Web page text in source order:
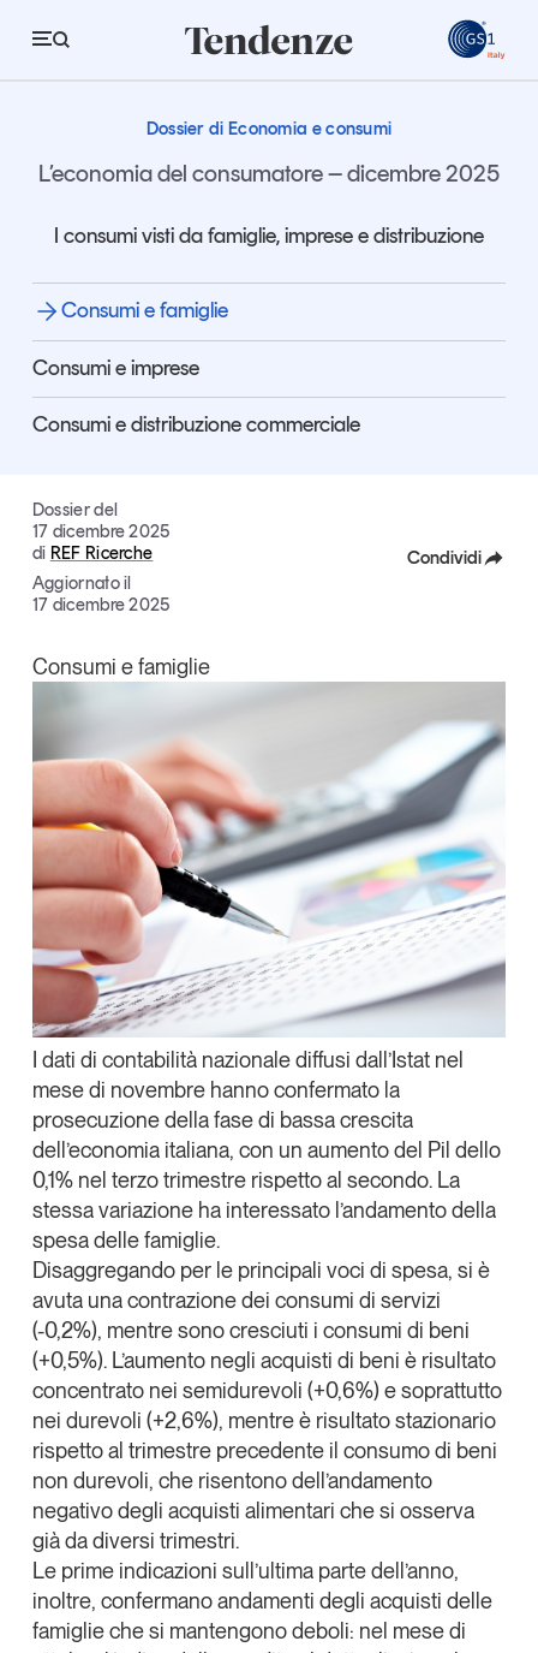
Tendenze
Consumi e famiglie Consumi e famiglie
Economia e consumi
Innovazione
Logistica
Retail e brand
Sostenibilità
Magazine
Articoli
Opinioni
Il Numero
Comunicati stampa
Video
Podcast
Tutti gli studi e le ricerche
Eventi e formazione
Tutti gli appuntamenti
Chi siamo
Newsletter
Contatti
Tendenze Journal
La nostra newsletter nella tua email
Iscriviti
Un anno di
Tendenze2026
Leggi il magazine
Dossier di Economia e consumi
L’economia del consumatore – dicembre 2025
I consumi visti da famiglie, imprese e distribuzione
Consumi e famiglie
Consumi e imprese
Consumi e distribuzione commerciale
Dossier del
17 dicembre 2025
di REF Ricerche
Aggiornato il
17 dicembre 2025
Condividi
Copia Link
Consumi e famiglie
I dati di contabilità nazionale diffusi dall’Istat nel
mese di novembre hanno confermato la
prosecuzione della fase di bassa crescita
dell’economia italiana, con un aumento del Pil dello
0,1% nel terzo trimestrerispetto al secondo. La
stessa variazione ha interessato l’andamento della
spesa delle famiglie.
Disaggregando per le principali voci di spesa, si è
avuta unacontrazione dei consumi di servizi
(-0,2%), mentre sonocresciuti i consumi di beni
(+0,5%). L’aumento negli acquisti di beni è risultato
concentrato nei semidurevoli (+0,6%) e soprattutto
nei durevoli (+2,6%), mentre è risultato stazionario
rispetto al trimestre precedente il consumo di beni
non durevoli, che risentono dell’andamento
negativo degli acquisti alimentari che si osserva
già da diversi trimestri.
Le prime indicazioni sull’ultima parte dell’anno,
inoltre, confermano andamenti degli acquisti delle
famiglie che si mantengono deboli: nel mese di